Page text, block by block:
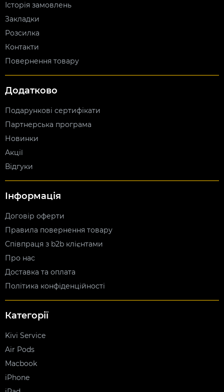
Історія замовлень
Закладки
Розсилка
Контакти
Повернення товару
Додатково
Подарункові сертифікати
Партнерська програма
Новинки
Акції
Відгуки
Інформація
Договір оферти
Правила повернення товару
Співпраця з b2b клієнтами
Про нас
Доставка та оплата
Політика конфіденційності
Категорії
Kivi Service
Air Pods
Macbook
iPhone